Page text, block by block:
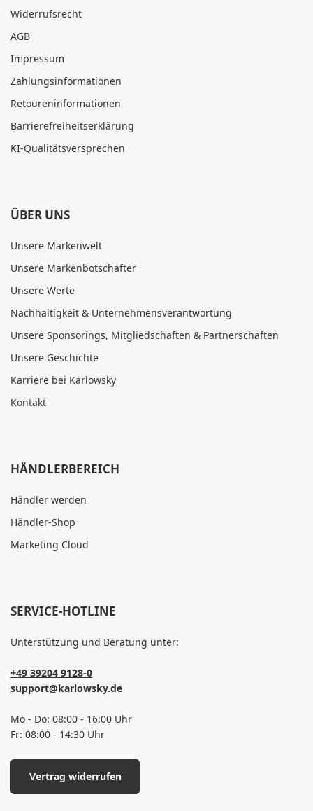
Widerrufsrecht
AGB
Impressum
Zahlungsinformationen
Retoureninformationen
Barrierefreiheitserklärung
KI-Qualitätsversprechen
ÜBER UNS
Unsere Markenwelt
Unsere Markenbotschafter
Unsere Werte
Nachhaltigkeit & Unternehmensverantwortung
Unsere Sponsorings, Mitgliedschaften & Partnerschaften
Unsere Geschichte
Karriere bei Karlowsky
Kontakt
HÄNDLERBEREICH
Händler werden
Händler-Shop
Marketing Cloud
SERVICE-HOTLINE
Unterstützung und Beratung unter:
+49 39204 9128-0
support@karlowsky.de
Mo - Do: 08:00 - 16:00 Uhr
Fr: 08:00 - 14:30 Uhr
Vertrag widerrufen